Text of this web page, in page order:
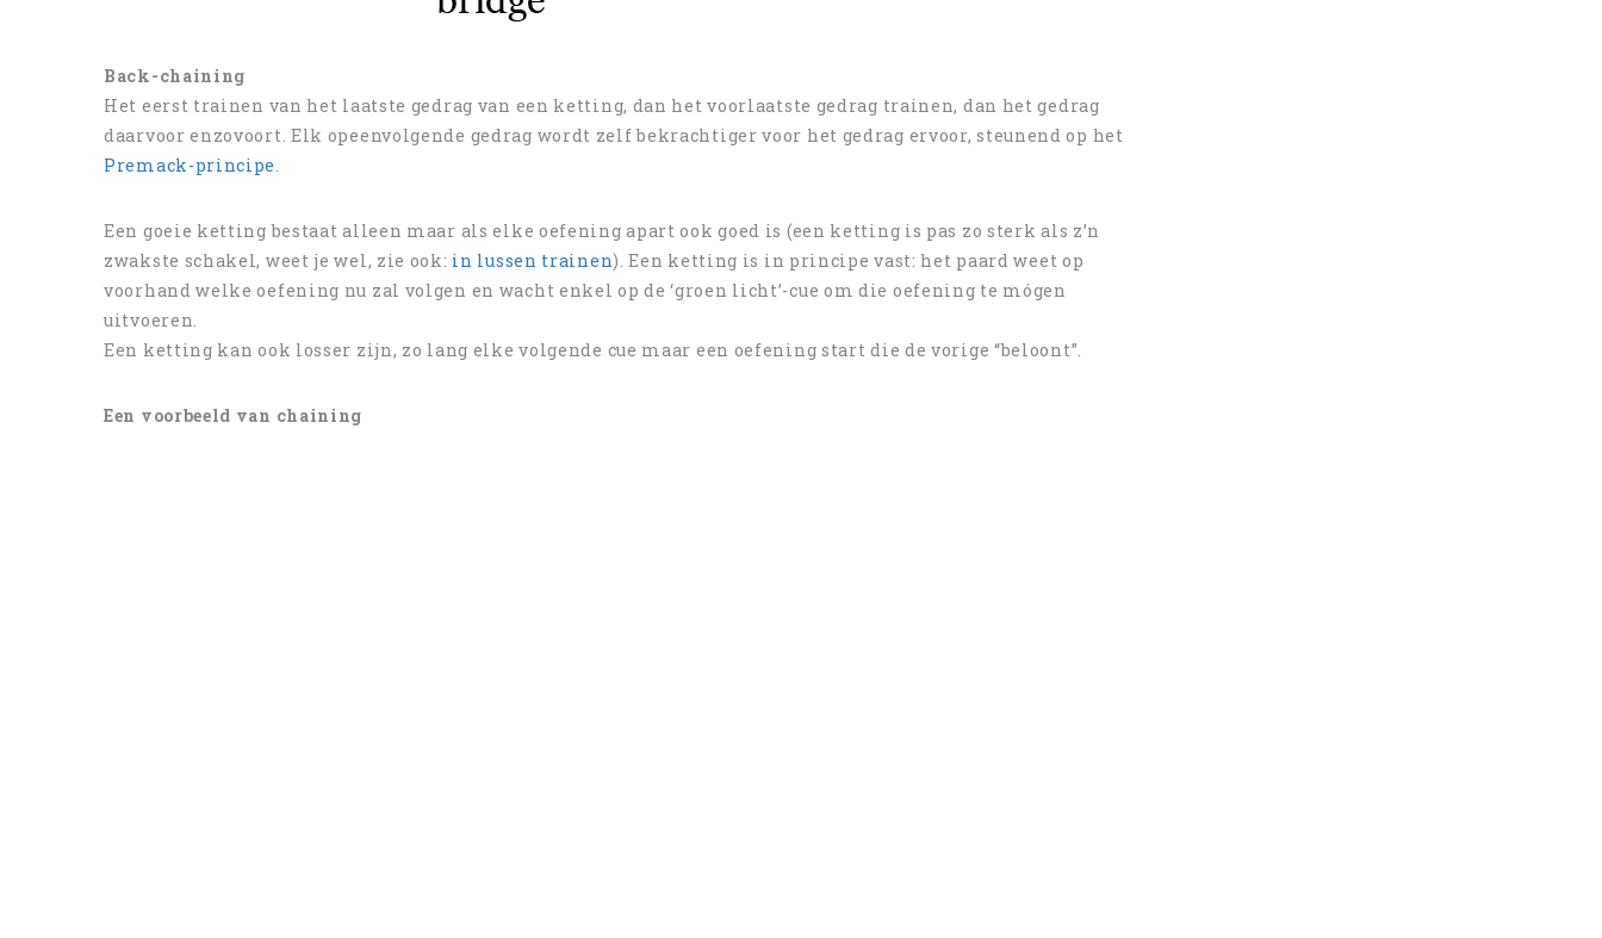
Back-chaining
Het eerst trainen van het laatste gedrag van een ketting, dan het voorlaatste gedrag trainen, dan het gedrag
daarvoor enzovoort. Elk opeenvolgende gedrag wordt zelf bekrachtiger voor het gedrag ervoor, steunend op het
Premack-principe.
Een goeie ketting bestaat alleen maar als elke oefening apart ook goed is (een ketting is pas zo sterk als z’n
zwakste schakel, weet je wel, zie ook: in lussen trainen). Een ketting is in principe vast: het paard weet op
voorhand welke oefening nu zal volgen en wacht enkel op de ‘groen licht’-cue om die oefening te mógen
uitvoeren.
Een ketting kan ook losser zijn, zo lang elke volgende cue maar een oefening start die de vorige “beloont”.
Een voorbeeld van chaining